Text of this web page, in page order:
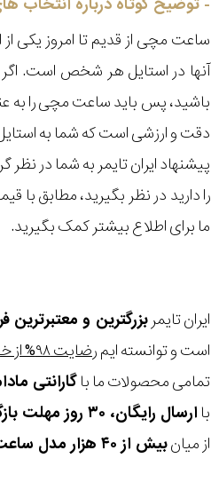
ساعت مچی از قدیم تا امروز یکی
آنها در استایل هر شخص است.
باشید، پس باید ساعت مچی را به
دقت و ارزشی است که شما به
پیشنهاد ایران تایمر به شما در
را دارید در نظر بگیرید، مطابق
ما برای اطلاع بیشتر کمک بگیرید.
ایران تایمربزرگترین و معتبرترین
است و توانسته ایمرضایت ۹۸% از خریداران
تمامی محصولات ما باگارانتی مادام‌العمر اصالت، ۵
باارسال رایگان، ۳۰ روز مهلت بازگشت، امکان خرید حضوری و انتخاب بین ۳ محصول
از میانبیش از ۴۰ هزار مدل ساعت و اکسسوری اورجینال